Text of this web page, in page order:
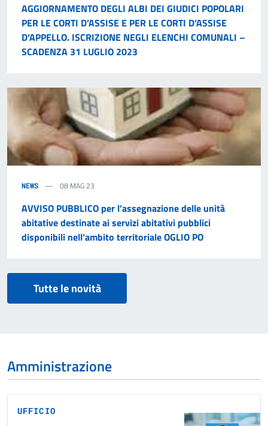
AGGIORNAMENTO DEGLI ALBI DEI GIUDICI POPOLARI
PER LE CORTI D’ASSISE E PER LE CORTI D’ASSISE
D’APPELLO. ISCRIZIONE NEGLI ELENCHI COMUNALI –
SCADENZA 31 LUGLIO 2023
NEWS 08 MAG 23
AVVISO PUBBLICO per l’assegnazione delle unità
abitative destinate ai servizi abitativi pubblici
disponibili nell’ambito territoriale OGLIO PO
Tutte le novità
Amministrazione
UFFICIO